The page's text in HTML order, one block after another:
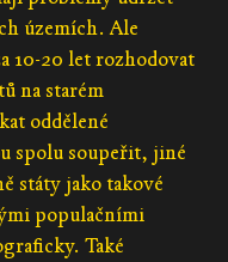
územích. Ale
10-20 let rozhodovat
na starém
oddělené
spolu soupeřit, jiné
státy jako takové
populačními
Také